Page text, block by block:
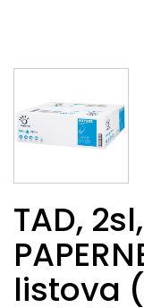
TAD, 2sl,
listova